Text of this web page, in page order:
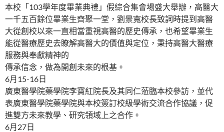
本校「103學年度畢業典禮」假綜合集會場盛大舉辦，高醫大
一千五百餘位畢業生齊聚一堂，劉景寬校長致詞時提到高醫
大從創校以來一直相當重視高醫的歷史傳承，也希望畢業生
能從醫療歷史去瞭解高醫大的價值與定位，秉持高醫大醫療
服務與奉獻精神的
傳承信念，做為開創未來的根基。
6月15-16日
廣東醫學院藥學院李寶紅院長及其同仁蒞臨本校參訪，並代
表廣東醫學院藥學院與本校簽訂校級學術交流合作協議，促
進雙方未來教學、研究領域上之合作。
6月27日